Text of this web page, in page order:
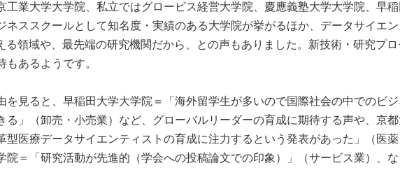
工業大学大学院、私立ではグロービス経営大学院、慶應義塾大学大学院、早
ネススクールとして知名度・実績のある大学院が挙がるほか、データサイエ
る領域や、最先端の研究機関だから、との声もありました。新技術・研究プロ
もあるようです。
を見ると、早稲田大学大学院＝「海外留学生が多いので国際社会の中でのビジ
る」（卸売・小売業）など、グローバルリーダーの育成に期待する声や、京
型医療データサイエンティストの育成に注力するという発表があった」（医薬
院＝「研究活動が先進的（学会への投稿論文での印象）」（サービス業）、な